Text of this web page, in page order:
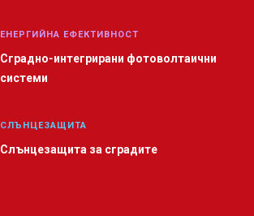
ЕНЕРГИЙНА ЕФЕКТИВНОСТ
Сградно-интегрирани фотоволтаични
системи
СЛЪНЦЕЗАЩИТА
Слънцезащита за сградите